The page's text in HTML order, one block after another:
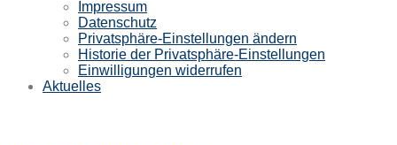
Impressum
Datenschutz
Privatsphäre-Einstellungen ändern
Historie der Privatsphäre-Einstellungen
Einwilligungen widerrufen
Aktuelles